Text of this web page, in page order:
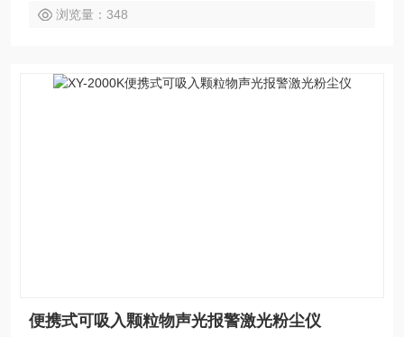
尘PM2.5浏览量：348
便携式可吸入颗粒物声光报警激光粉尘仪